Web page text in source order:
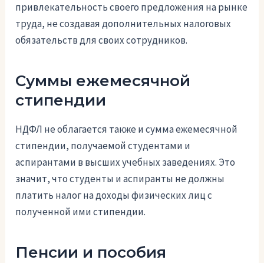
привлекательность своего предложения на рынке
труда, не создавая дополнительных налоговых
обязательств для своих сотрудников.
Суммы ежемесячной
стипендии
НДФЛ не облагается также и сумма ежемесячной
стипендии, получаемой студентами и
аспирантами в высших учебных заведениях. Это
значит, что студенты и аспиранты не должны
платить налог на доходы физических лиц с
полученной ими стипендии.
Пенсии и пособия